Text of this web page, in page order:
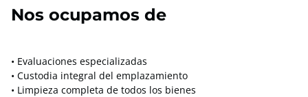
Nos ocupamos de
• Evaluaciones especializadas
• Custodia integral del emplazamiento
• Limpieza completa de todos los bienes